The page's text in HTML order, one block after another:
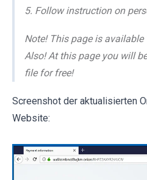
5. Follow instruction on
Note! This page is available
Also! At this page you will
file for free!
Screenshot der aktualisierten
Website: